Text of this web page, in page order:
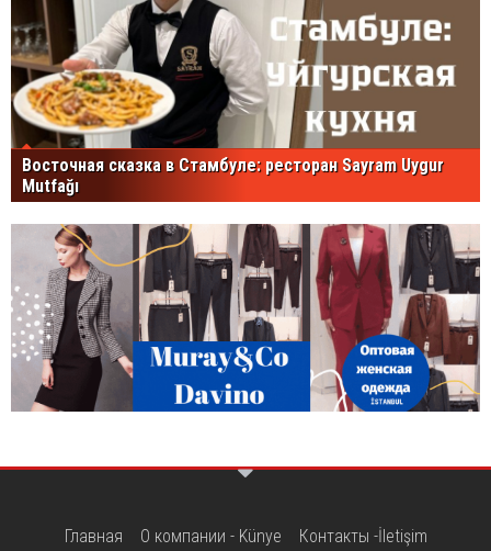
Восточная сказка в Стамбуле: ресторан Sayram Uygur
Mutfağı
Главная О компании - Künye
Контакты -İletişim